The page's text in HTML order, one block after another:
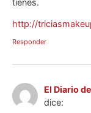
http://
Responder
El Diario
dice: